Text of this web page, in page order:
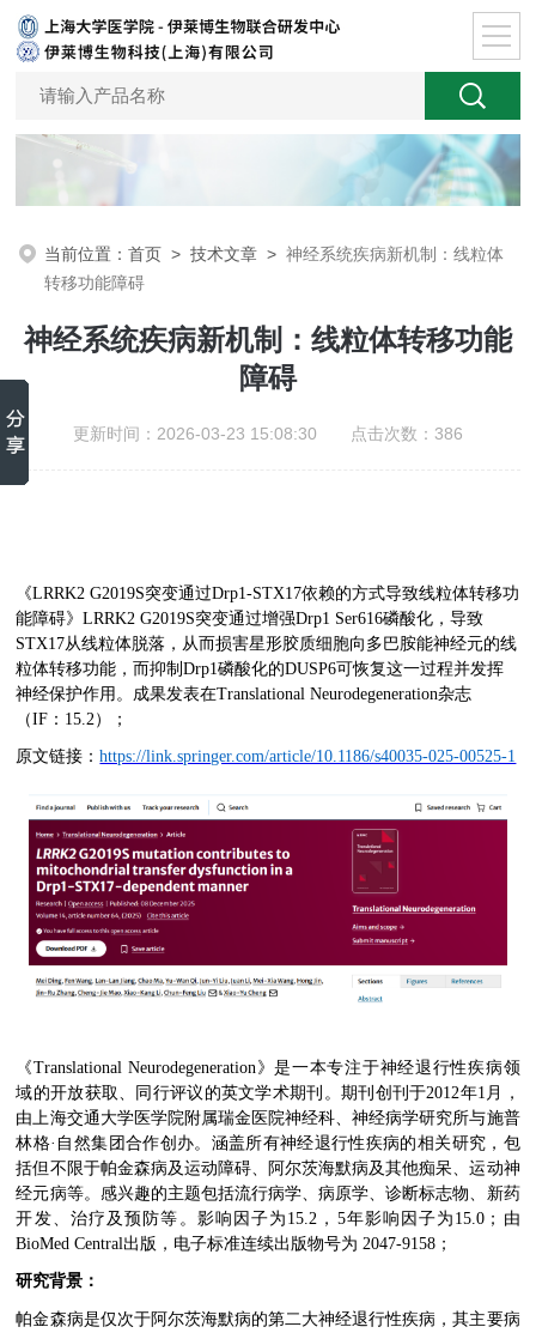
当前位置：首页 >技术文章 >神经系统疾病新机制：线粒体
转移功能障碍
神经系统疾病新机制：线粒体转移功能
障碍
更新时间：2026-03-23 15:08:30 点击次数：386
《LRRK2 G2019S突变通过Drp1-STX17依赖的方式导致线粒体转移功
能障碍》LRRK2 G2019S突变通过增强Drp1 Ser616磷酸化，导致
STX17从线粒体脱落，从而损害星形胶质细胞向多巴胺能神经元的线
粒体转移功能，而抑制Drp1磷酸化的DUSP6可恢复这一过程并发挥
神经保护作用。 成果发表在Translational Neurodegeneration杂志
（IF ： 15.2 ）；
原文链接：https://link.springer.com/article/10.1186/s40035-025-00525-1
《Translational Neurodegeneration 》是一本专注于神经退行性疾病领
域的开放获取、同行评议的英文学术期刊 。 期刊创刊于2012年1 月，
由上海交通大学医学院附属瑞金医院神经科、神经病学研究所与施普
林格· 自然集团合作创办。 涵盖所有神经退行性疾病的相关研究，包
括但不限于帕金森病及运动障碍、阿尔茨海默病及其他痴呆、运动神
经元病等。感兴趣的主题包括流行病学、病原学、诊断标志物、新药
开发、治疗及预防等 。 影响因子为 15.2 ， 5年影响因子为 15.0 ； 由
BioMed Central出版，电子标准连续出版物号为 2047-9158 ；
研究背景：
帕金森病是仅次于阿尔茨海默病的第二大神经退行性疾病，其主要病